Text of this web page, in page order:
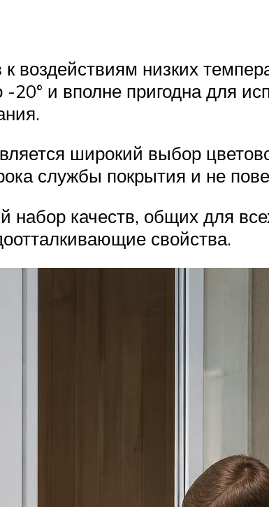
воздействиям низких
и вполне пригодна для
широкий выбор
службы покрытия и не
набор качеств, общих для
свойства.